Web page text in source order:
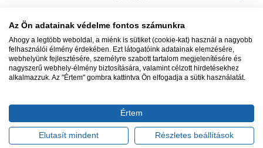
EGYÉB INFORMÁCIÓK
VÁSÁRLÓI INFORMÁCIÓK
Minden jog fenntartva. © Adatkezelés nyilvántartási száma NAIH-
Ügyfélszolgálat: +36 1 700 3500
Az Ön adatainak védelme fontos számunkra
Ahogy a legtöbb weboldal, a miénk is sütiket (cookie-kat) használ a nagyobb
felhasználói élmény érdekében. Ezt látogatóink adatainak elemzésére,
webhelyünk fejlesztésére, személyre szabott tartalom megjelenítésére és
nagyszerű webhely-élmény biztosítására, valamint célzott hirdetésekhez
alkalmazzuk. Az "Értem" gombra kattintva Ön elfogadja a sütik használatát.
Értem
Elutasít mindent Részletes beállítások